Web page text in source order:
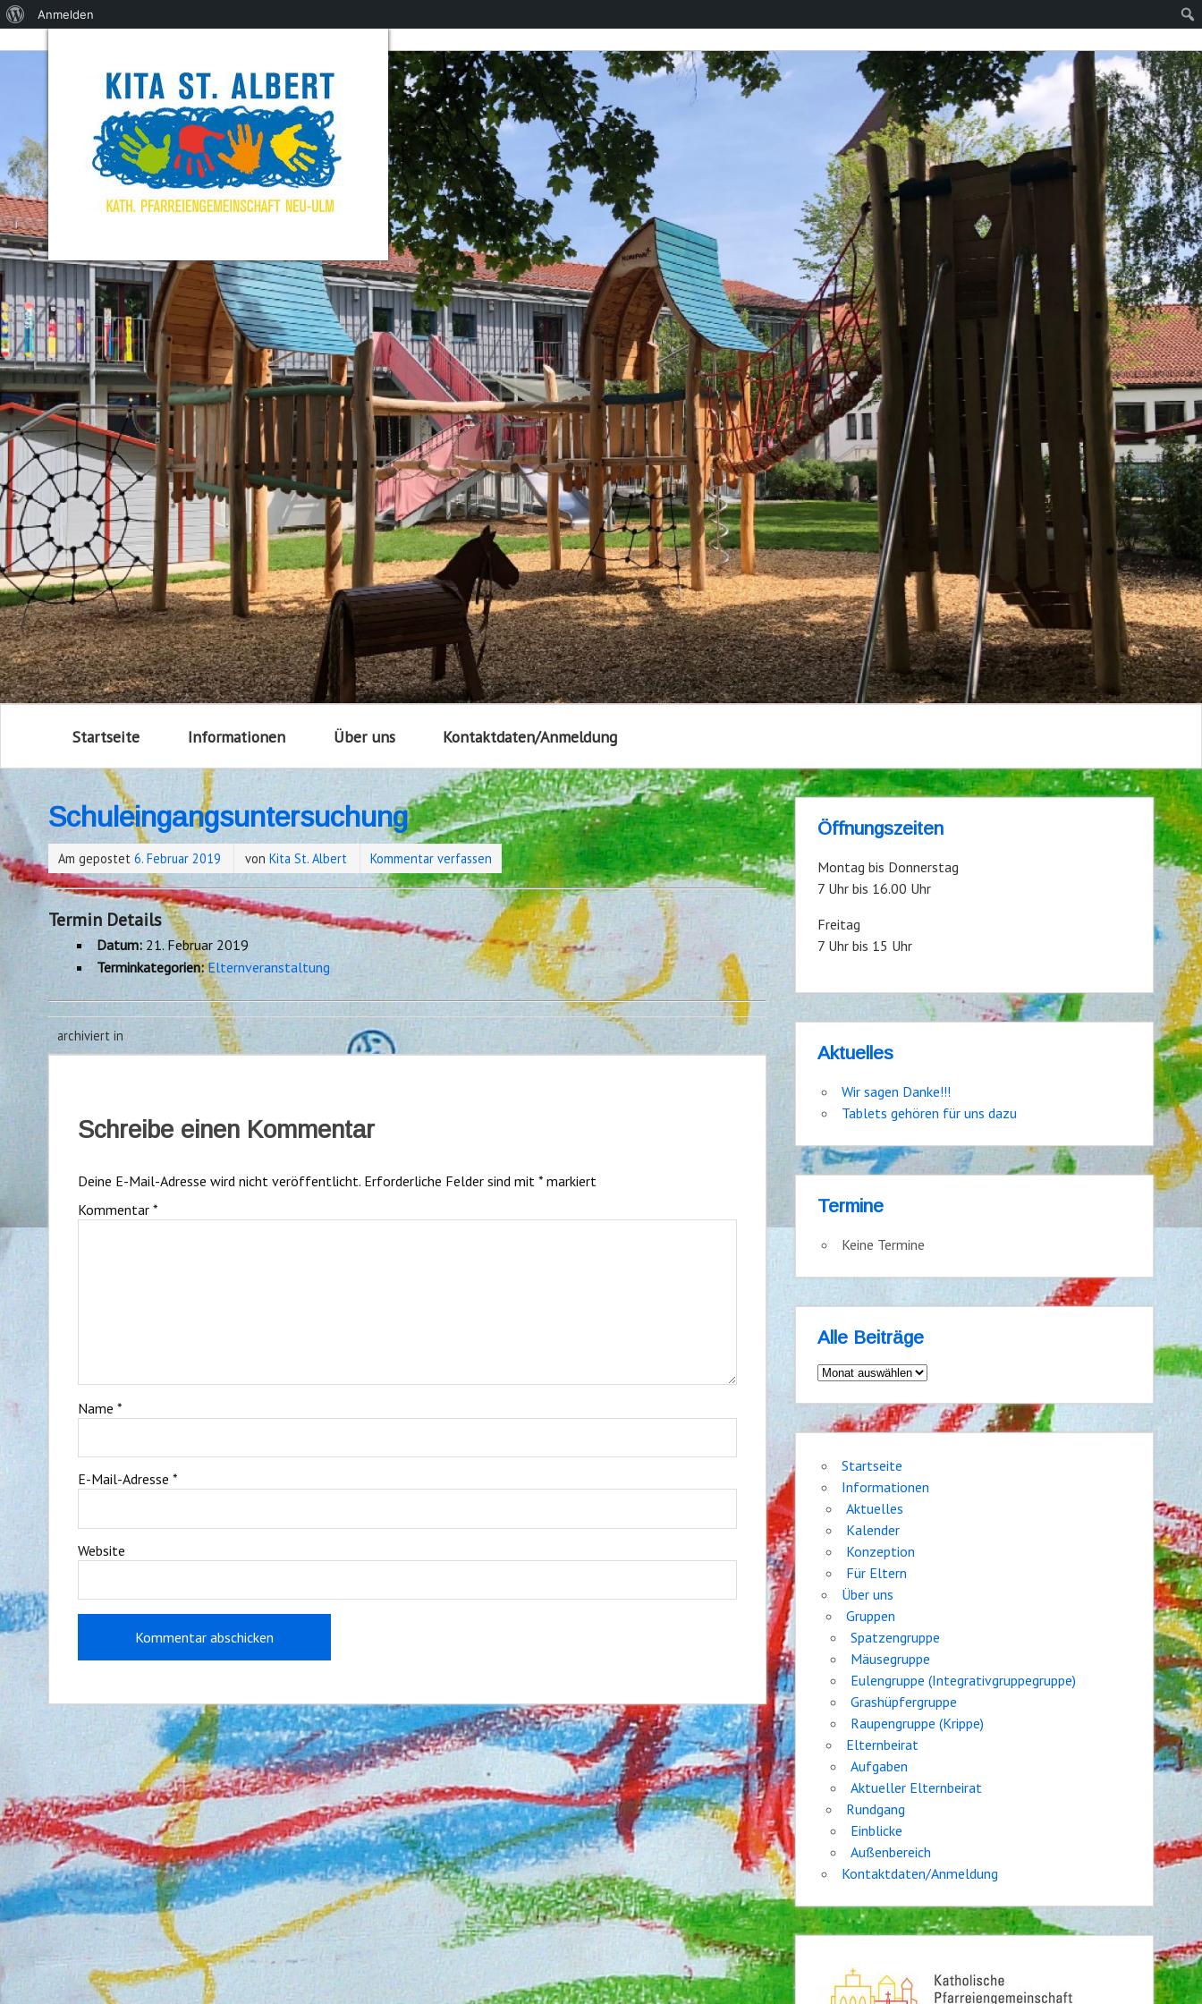
Startseite Informationen Über uns Kontaktdaten/Anmeldung
Schuleingangsuntersuchung
Am gepostet 6. Februar 2019 von Kita St. Albert Kommentar verfassen
Termin Details
Datum: 21. Februar 2019
Terminkategorien: Elternveranstaltung
archiviert in
Schreibe einen Kommentar
Deine E-Mail-Adresse wird nicht veröffentlicht. Erforderliche Felder sind mit *markiert
Kommentar *
Name *
E-Mail-Adresse *
Website
Öffnungszeiten
Montag bis Donnerstag
7 Uhr bis 16.00 Uhr
Freitag
7 Uhr bis 15 Uhr
Aktuelles
Wir sagen Danke!!!
Tablets gehören für uns dazu
Termine
Keine Termine
Alle Beiträge
Alle
Beiträge
Startseite
Informationen
Aktuelles
Kalender
Konzeption
Für Eltern
Über uns
Gruppen
Spatzengruppe
Mäusegruppe
Eulengruppe (Integrativgruppegruppe)
Grashüpfergruppe
Raupengruppe (Krippe)
Elternbeirat
Aufgaben
Aktueller Elternbeirat
Rundgang
Einblicke
Außenbereich
Kontaktdaten/Anmeldung
Über
Anmelden